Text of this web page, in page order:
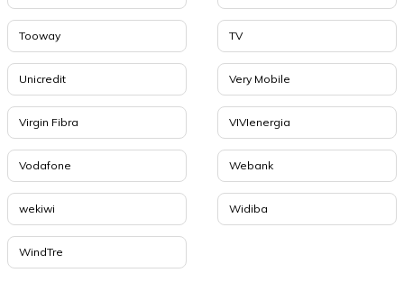
Tooway TV
Unicredit Very Mobile
Virgin Fibra VIVIenergia
Vodafone Webank
wekiwi Widiba
WindTre